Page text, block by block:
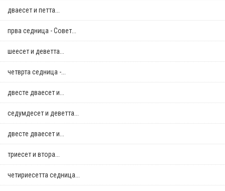
дваесет и петта...
прва седница - Совет...
шеесет и деветта...
четврта седница -...
двестe дваесет и...
седумдесет и деветта...
двестe дваесет и...
триесет и втора...
четириесетта седница...